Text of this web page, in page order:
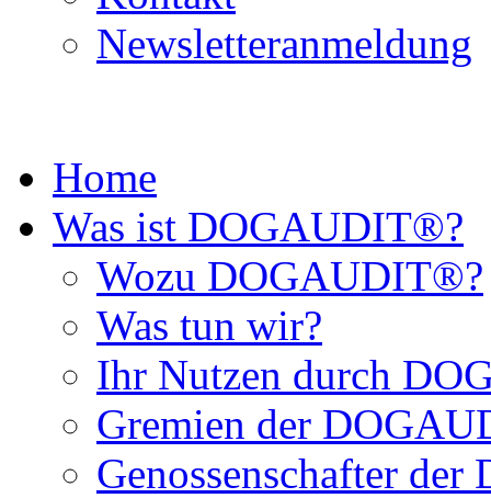
Newsletteranmeldung
Home
Was ist DOGAUDIT®?
Wozu DOGAUDIT®?
Was tun wir?
Ihr Nutzen durch
Gremien der
Genossenschafter